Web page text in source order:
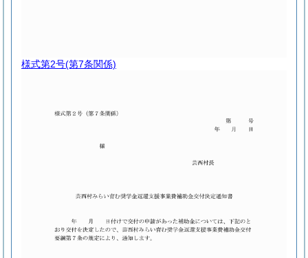
様式第2号(第7条関係)